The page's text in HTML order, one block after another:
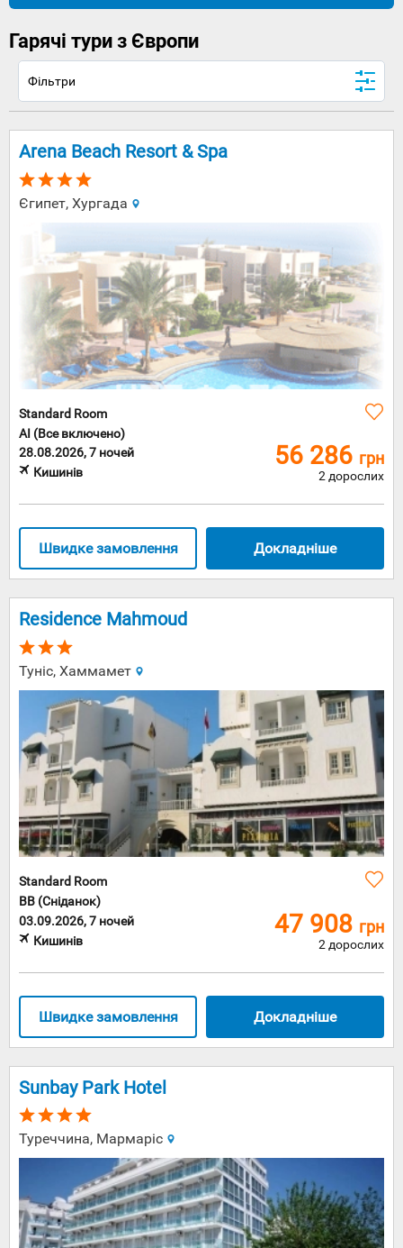
Гарячі тури з Європи
Фільтри
Arena Beach Resort & Spa
Єгипет, Хургада
Standard Room
AI (Все включено)
28.08.2026, 7 ночей
Кишинів
56 286 грн
2 дорослих
Докладніше
Швидке замовлення
Residence Mahmoud
Туніс, Хаммамет
Standard Room
BB (Сніданок)
03.09.2026, 7 ночей
Кишинів
47 908 грн
2 дорослих
Докладніше
Швидке замовлення
Sunbay Park Hotel
Туреччина, Мармаріс